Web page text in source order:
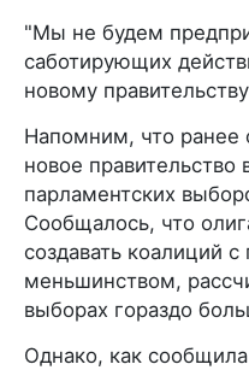
"Мы не будем
саботирующих
новому
Напомним, что ранее
новое
парламентских
Сообщалось, что
создавать коалиций
меньшинством,
выборах гораздо
Однако, как